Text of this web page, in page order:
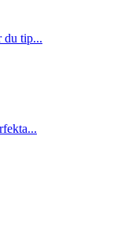
du tip...